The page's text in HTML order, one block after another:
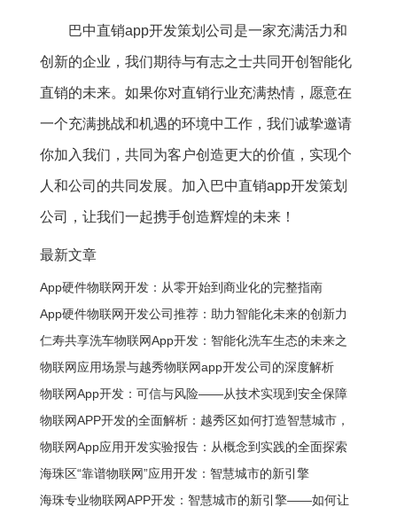
巴中直销app开发策划公司是一家充满活力和
创新的企业，我们期待与有志之士共同开创智能化
直销的未来。如果你对直销行业充满热情，愿意在
一个充满挑战和机遇的环境中工作，我们诚挚邀请
你加入我们，共同为客户创造更大的价值，实现个
人和公司的共同发展。加入巴中直销app开发策划
公司，让我们一起携手创造辉煌的未来！
最新文章
App硬件物联网开发：从零开始到商业化的完整指南
App硬件物联网开发公司推荐：助力智能化未来的创新力
量
仁寿共享洗车物联网App开发：智能化洗车生态的未来之
光
物联网应用场景与越秀物联网app开发公司的深度解析
物联网App开发：可信与风险——从技术实现到安全保障
物联网APP开发的全面解析：越秀区如何打造智慧城市，
你的企业需要什么？
物联网App应用开发实验报告：从概念到实践的全面探索
海珠区“靠谱物联网”应用开发：智慧城市的新引擎
海珠专业物联网APP开发：智慧城市的新引擎——如何让